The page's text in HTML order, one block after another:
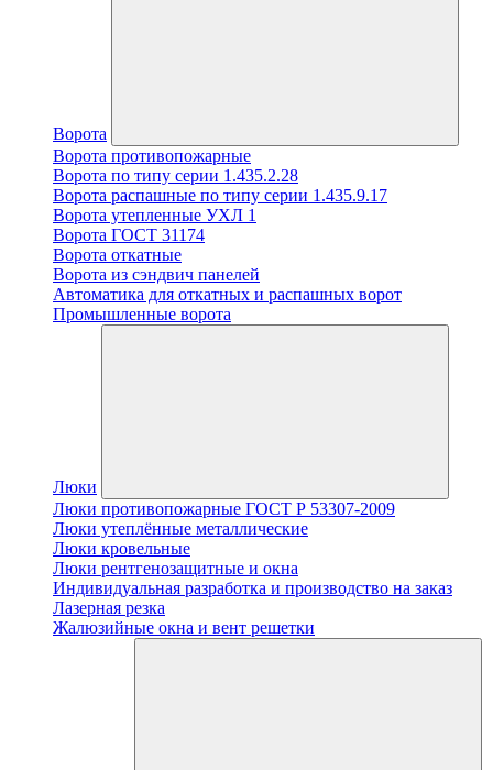
Ворота
Ворота противопожарные
Ворота по типу серии 1.435.2.28
Ворота распашные по типу серии 1.435.9.17
Ворота утепленные УХЛ 1
Ворота ГОСТ 31174
Ворота откатные
Ворота из сэндвич панелей
Автоматика для откатных и распашных ворот
Промышленные ворота
Люки
Люки противопожарные ГОСТ Р 53307-2009
Люки утеплённые металлические
Люки кровельные
Люки рентгенозащитные и окна
Индивидуальная разработка и производство на заказ
Лазерная резка
Жалюзийные окна и вент решетки